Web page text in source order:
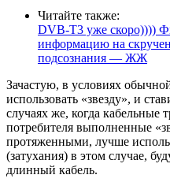
Читайте также:
DVB-T3 уже скоро))))
информацию на
подсознания — ЖЖ
Зачастую, в условиях
использовать «звезду», и
случаях же, когда кабельные
потребителя выполненные
протяженными, лучше
(затухания) в этом случае,
длинный кабель.